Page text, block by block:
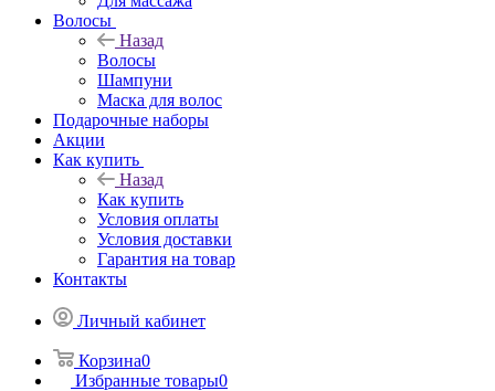
Волосы
Назад
Волосы
Шампуни
Маска для волос
Подарочные наборы
Акции
Как купить
Назад
Как купить
Условия оплаты
Условия доставки
Гарантия на товар
Контакты
Личный кабинет
Корзина0
Избранные товары0